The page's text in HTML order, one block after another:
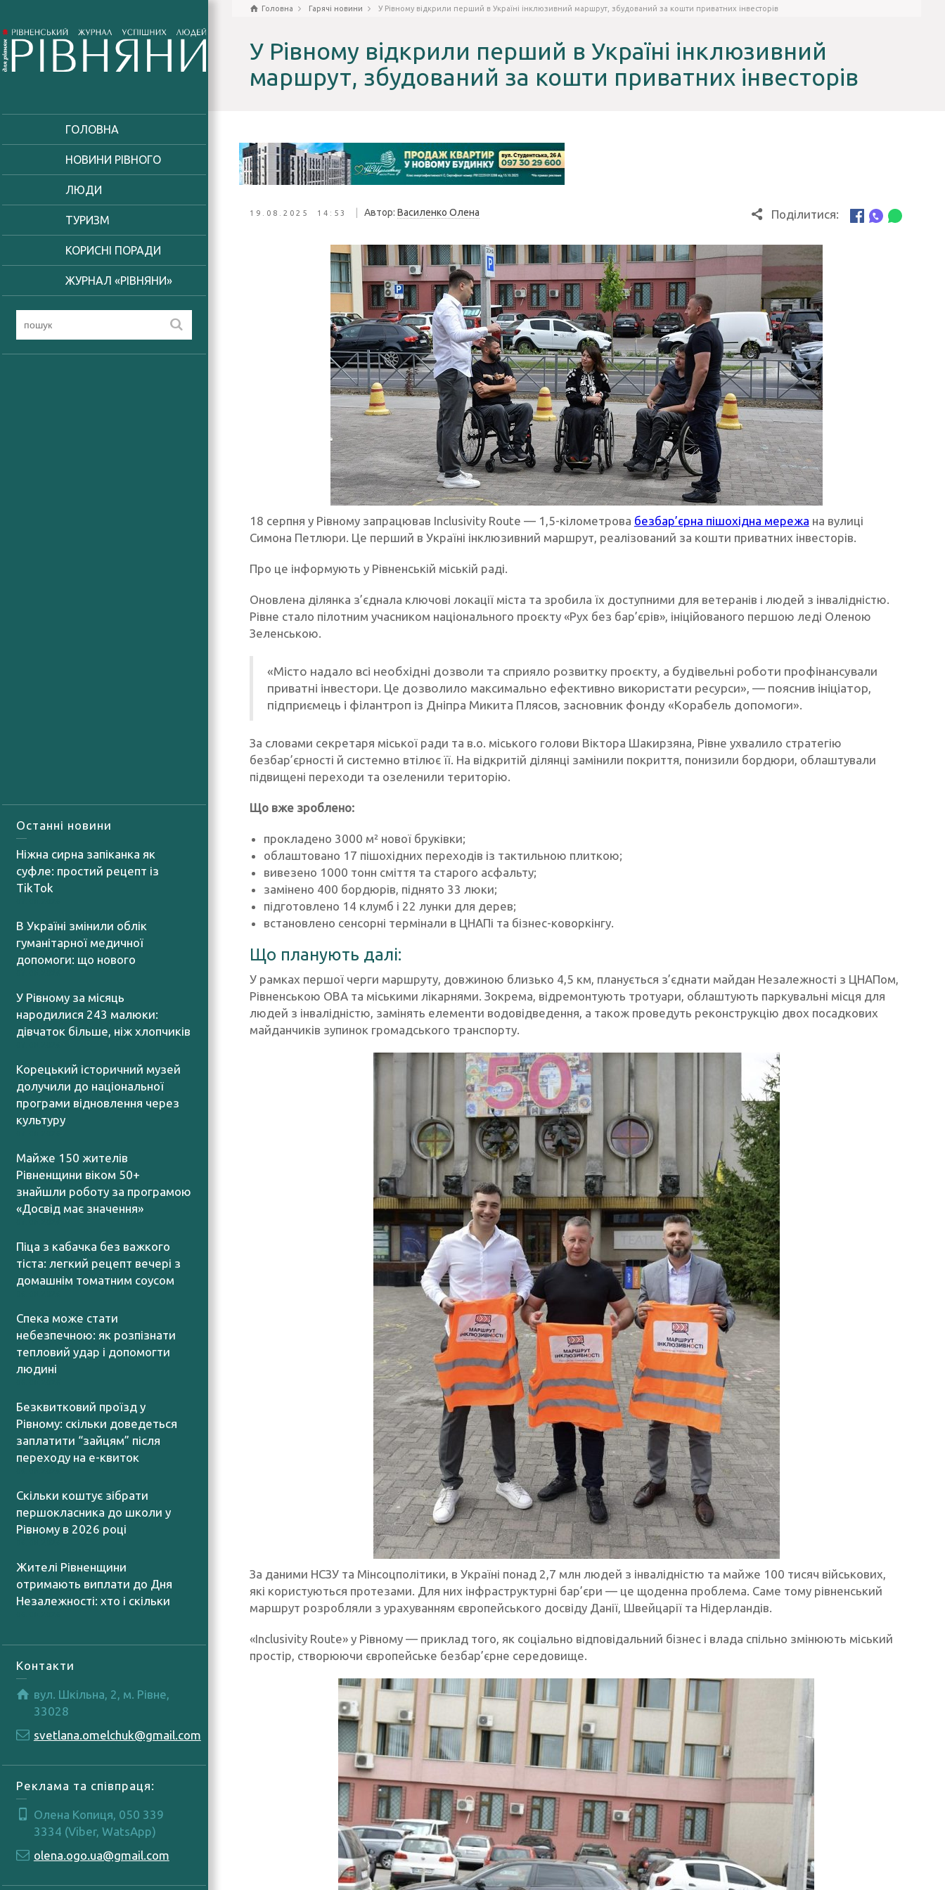
ГОЛОВНА
НОВИНИ РІВНОГО
ЛЮДИ
ТУРИЗМ
КОРИСНІ ПОРАДИ
ЖУРНАЛ «РІВНЯНИ»
Останні новини
Ніжна сирна запіканка як
суфле: простий рецепт із
TikTok
В Україні змінили облік
гуманітарної медичної
допомоги: що нового
У Рівному за місяць
народилися 243 малюки:
дівчаток більше, ніж хлопчиків
Корецький історичний музей
долучили до національної
програми відновлення через
культуру
Майже 150 жителів
Рівненщини віком 50+
знайшли роботу за програмою
«Досвід має значення»
Піца з кабачка без важкого
тіста: легкий рецепт вечері з
домашнім томатним соусом
Спека може стати
небезпечною: як розпізнати
тепловий удар і допомогти
людині
Безквитковий проїзд у
Рівному: скільки доведеться
заплатити “зайцям” після
переходу на е-квиток
Скільки коштує зібрати
першокласника до школи у
Рівному в 2026 році
Жителі Рівненщини
отримають виплати до Дня
Незалежності: хто і скільки
Контакти
вул. Шкільна, 2, м. Рівне,
33028
svetlana.omelchuk@gmail.com
Реклама та співпраця:
Олена Копиця, 050 339
3334 (Viber, WatsApp)
olena.ogo.ua@gmail.com
Головна Гарячі новини У Рівному відкрили перший в Україні інклюзивний маршрут, збудований за кошти приватних інвесторів
У Рівному відкрили перший в Україні інклюзивний
маршрут, збудований за кошти приватних інвесторів
19.08.2025 14:53 Автор: Василенко Олена Поділитися:
18 серпня у Рівному запрацював Inclusivity Route — 1,5-кілометрова безбар’єрна пішохідна мережа на вулиці
Симона Петлюри. Це перший в Україні інклюзивний маршрут, реалізований за кошти приватних інвесторів.
Про це інформують у Рівненській міській раді.
Оновлена ділянка з’єднала ключові локації міста та зробила їх доступними для ветеранів і людей з інвалідністю.
Рівне стало пілотним учасником національного проєкту «Рух без бар’єрів», ініційованого першою леді Оленою
Зеленською.
«Місто надало всі необхідні дозволи та сприяло розвитку проєкту, а будівельні роботи профінансували
приватні інвестори. Це дозволило максимально ефективно використати ресурси», — пояснив ініціатор,
підприємець і філантроп із Дніпра Микита Плясов, засновник фонду «Корабель допомоги».
За словами секретаря міської ради та в.о. міського голови Віктора Шакирзяна, Рівне ухвалило стратегію
безбар’єрності й системно втілює її. На відкритій ділянці замінили покриття, понизили бордюри, облаштували
підвищені переходи та озеленили територію.
Що вже зроблено:
прокладено 3000 м² нової бруківки;
облаштовано 17 пішохідних переходів із тактильною плиткою;
вивезено 1000 тонн сміття та старого асфальту;
замінено 400 бордюрів, піднято 33 люки;
підготовлено 14 клумб і 22 лунки для дерев;
встановлено сенсорні термінали в ЦНАПі та бізнес-коворкінгу.
Що планують далі:
У рамках першої черги маршруту, довжиною близько 4,5 км, планується з’єднати майдан Незалежності з ЦНАПом,
Рівненською ОВА та міськими лікарнями. Зокрема, відремонтують тротуари, облаштують паркувальні місця для
людей з інвалідністю, замінять елементи водовідведення, а також проведуть реконструкцію двох посадкових
майданчиків зупинок громадського транспорту.
За даними НСЗУ та Мінсоцполітики, в Україні понад 2,7 млн людей з інвалідністю та майже 100 тисяч військових,
які користуються протезами. Для них інфраструктурні бар’єри — це щоденна проблема. Саме тому рівненський
маршрут розробляли з урахуванням європейського досвіду Данії, Швейцарії та Нідерландів.
«Inclusivity Route» у Рівному — приклад того, як соціально відповідальний бізнес і влада спільно змінюють міський
простір, створюючи європейське безбар’єрне середовище.